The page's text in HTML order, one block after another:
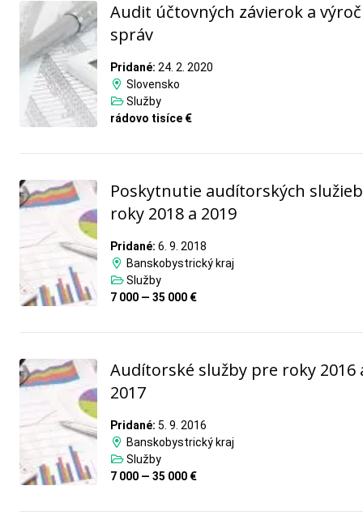
Audit účtovných závierok a
správ
Pridané: 24. 2. 2020
Slovensko
Služby
rádovo tisíce €
Poskytnutie audítorských
roky 2018 a 2019
Pridané: 6. 9. 2018
Banskobystrický kraj
Služby
7 000 — 35 000 €
Audítorské služby pre roky 2016
2017
Pridané: 5. 9. 2016
Banskobystrický kraj
Služby
7 000 — 35 000 €